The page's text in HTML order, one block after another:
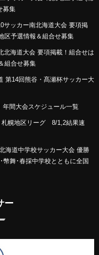
募集
サッカー南北海道大会 要項掲
区予選情報＆組合せ募集
北海道大会 要項掲載！組合せは
組合せ募集
第14回熊谷・髙瀬杯サッカー大
間大会スケジュール一覧
札幌地区リーグ 8/1,2結果速
海道中学校サッカー大会 優勝
舞･春採中学校とともに全国
ー